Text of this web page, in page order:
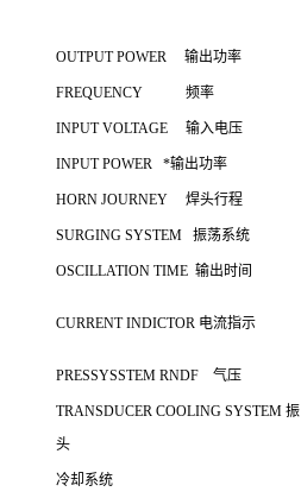
OUTPUT POWER 输出功率
FREQUENCY 频率
INPUT VOLTAGE 输入电压
INPUT POWER *输出功率
HORN JOURNEY 焊头行程
SURGING SYSTEM 振荡系统
OSCILLATION TIME 输出时间
CURRENT INDICTOR 电流指示
PRESSYSSTEM RNDF 气压
TRANSDUCER COOLING SYSTEM 振
头
冷却系统